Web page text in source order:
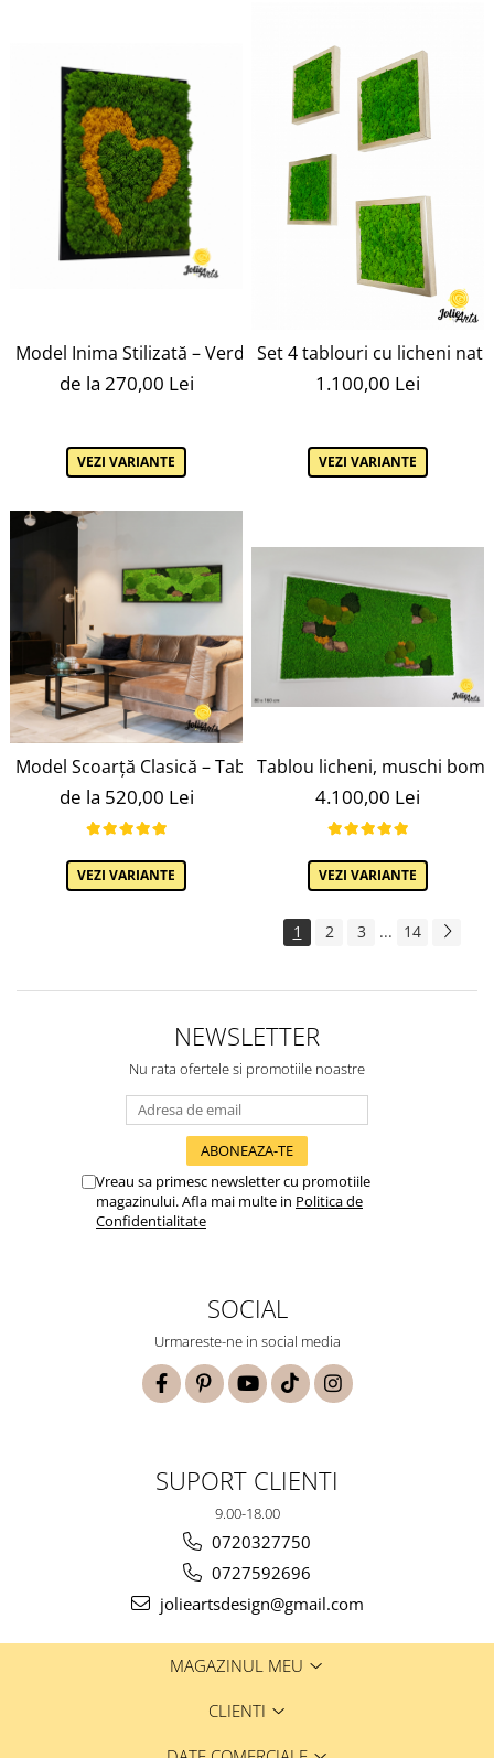
Model Inima Stilizată – Verde cu Galben, Licheni Naturali
de la 270,00 Lei
VEZI VARIANTE
Set 4 tablouri cu licheni
1.100,00 Lei
VEZI VARIANTE
Model Scoarță Clasică – Tablou cu Mușchi, Licheni și
de la 520,00 Lei
VEZI VARIANTE
Tablou licheni, muschi
4.100,00 Lei
VEZI VARIANTE
1 2 3 ... 14
NEWSLETTER
Nu rata ofertele si promotiile noastre
Vreau sa primesc newsletter cu promotiile
magazinului. Afla mai multe in Politica de
Confidentialitate
SOCIAL
Urmareste-ne in social media
SUPORT CLIENTI
9.00-18.00
0720327750
0727592696
jolieartsdesign@gmail.com
MAGAZINUL MEU
CLIENTI